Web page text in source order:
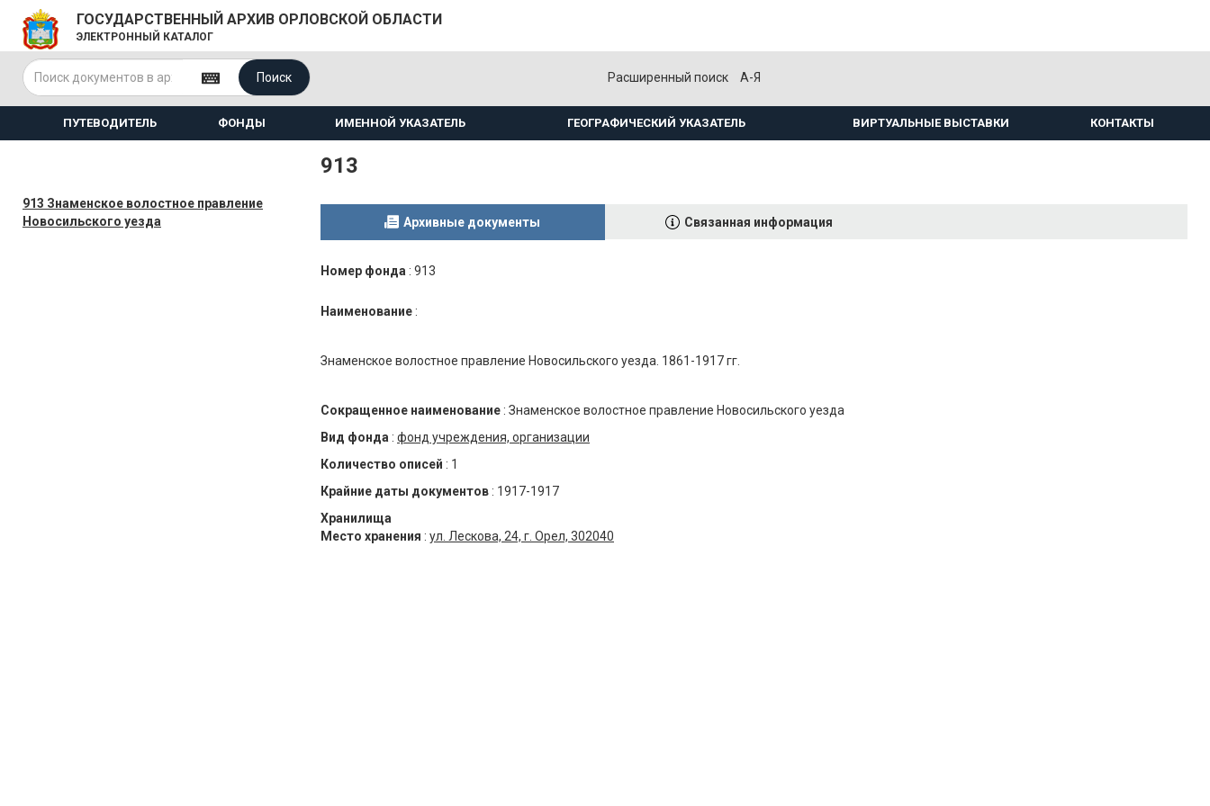
ГОСУДАРСТВЕННЫЙ АРХИВ ОРЛОВСКОЙ ОБЛАСТИ
ЭЛЕКТРОННЫЙ КАТАЛОГ
Поиск Расширенный поиск А-Я
ПУТЕВОДИТЕЛЬ ФОНДЫ ИМЕННОЙ УКАЗАТЕЛЬ ГЕОГРАФИЧЕСКИЙ УКАЗАТЕЛЬ ВИРТУАЛЬНЫЕ ВЫСТАВКИ КОНТАКТЫ
913 Знаменское волостное правление
Новосильского уезда
913
Архивные документы Связанная информация
Номер фонда : 913
Наименование :
Знаменское волостное правление Новосильского уезда. 1861-1917 гг.
Сокращенное наименование : Знаменское волостное правление Новосильского уезда
Вид фонда : фонд учреждения, организации
Количество описей : 1
Крайние даты документов : 1917-1917
Хранилища
Место хранения : ул. Лескова, 24, г. Орел, 302040